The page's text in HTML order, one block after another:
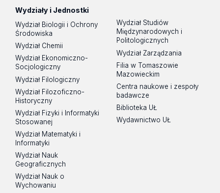
Wydziały i Jednostki
Wydział Biologii i Ochrony
Środowiska
Wydział Chemii
Wydział Ekonomiczno-
Socjologiczny
Wydział Filologiczny
Wydział Filozoficzno-
Historyczny
Wydział Fizyki i Informatyki
Stosowanej
Wydział Matematyki i
Informatyki
Wydział Nauk
Geograficznych
Wydział Nauk o
Wychowaniu
Wydział Studiów
Międzynarodowych i
Politologicznych
Wydział Zarządzania
Filia w Tomaszowie
Mazowieckim
Centra naukowe i zespoły
badawcze
Biblioteka UŁ
Wydawnictwo UŁ